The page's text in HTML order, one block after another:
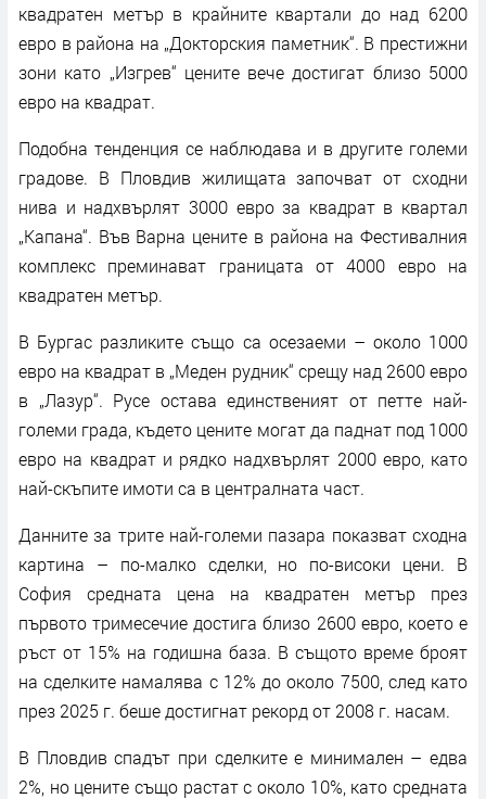
квадратен метър в крайните квартали до над 6200
евро в района на „Докторския паметник“. В престижни
зони като „Изгрев“ цените вече достигат близо 5000
евро на квадрат.
Подобна тенденция се наблюдава и в другите големи
градове. В Пловдив жилищата започват от сходни
нива и надхвърлят 3000 евро за квадрат в квартал
„Капана“. Във Варна цените в района на Фестивалния
комплекс преминават границата от 4000 евро на
квадратен метър.
В Бургас разликите също са осезаеми – около 1000
евро на квадрат в „Меден рудник“ срещу над 2600 евро
в „Лазур“. Русе остава единственият от петте най-
големи града, където цените могат да паднат под 1000
евро на квадрат и рядко надхвърлят 2000 евро, като
най-скъпите имоти са в централната част.
Данните за трите най-големи пазара показват сходна
картина – по-малко сделки, но по-високи цени. В
София средната цена на квадратен метър през
първото тримесечие достига близо 2600 евро, което е
ръст от 15% на годишна база. В същото време броят
на сделките намалява с 12% до около 7500, след като
през 2025 г. беше достигнат рекорд от 2008 г. насам.
В Пловдив спадът при сделките е минимален – едва
2%, но цените също растат с около 10%, като средната